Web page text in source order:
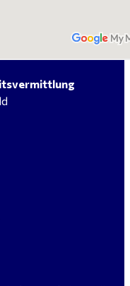
d) Kalkulation /
Wolfen
Objekt in
Baustoffe Fliesen -